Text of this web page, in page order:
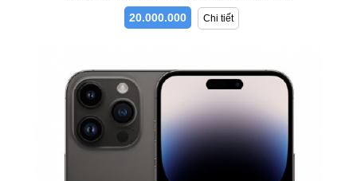
20.000.000 Chi tiết